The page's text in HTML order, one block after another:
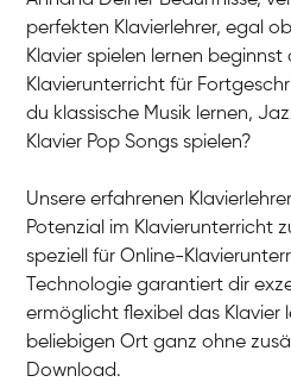
perfekten Klavierlehrer, egal
Klavier spielen lernen beginnst
Klavierunterricht für
du klassische Musik lernen,
Klavier Pop Songs spielen?
Unsere erfahrenen
Potenzial im Klavierunterricht
speziell für Online-
Technologie garantiert dir
ermöglicht flexibel das Klavier
beliebigen Ort ganz ohne
Download.